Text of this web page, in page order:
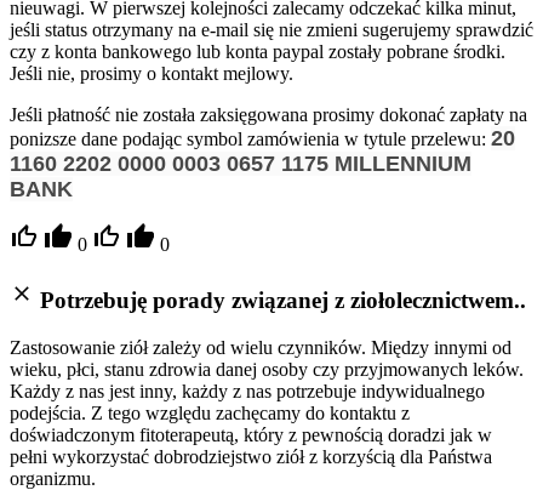
nieuwagi. W pierwszej kolejności zalecamy odczekać kilka minut,
jeśli status otrzymany na e-mail się nie zmieni sugerujemy sprawdzić
czy z konta bankowego lub konta paypal zostały pobrane środki.
Jeśli nie, prosimy o kontakt mejlowy.
Jeśli płatność nie została zaksięgowana prosimy dokonać zapłaty na
ponizsze dane podając symbol zamówienia w tytule przelewu: 20
1160 2202 0000 0003 0657 1175 MILLENNIUM
BANK
0 0
Potrzebuję porady związanej z ziołolecznictwem..
Zastosowanie ziół zależy od wielu czynników. Między innymi od
wieku, płci, stanu zdrowia danej osoby czy przyjmowanych leków.
Każdy z nas jest inny, każdy z nas potrzebuje indywidualnego
podejścia. Z tego względu zachęcamy do kontaktu z
doświadczonym fitoterapeutą, który z pewnością doradzi jak w
pełni wykorzystać dobrodziejstwo ziół z korzyścią dla Państwa
organizmu.